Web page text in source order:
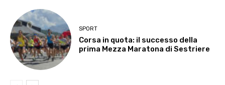
SPORT
Corsa in quota: il successo della
prima Mezza Maratona di Sestriere